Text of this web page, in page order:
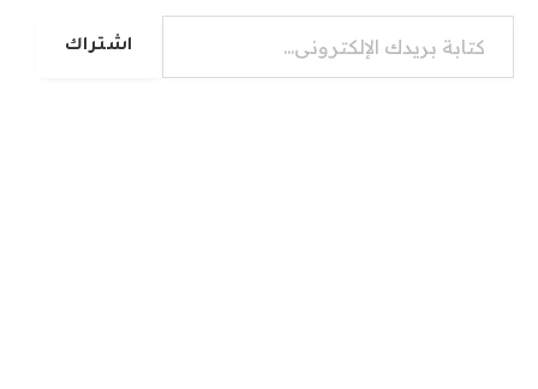
كتابة بريدك الإلكتروني...
اشتراك